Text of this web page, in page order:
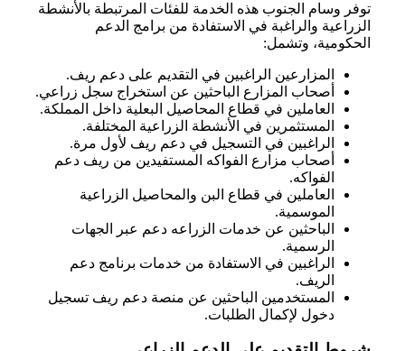
توفر وسام الجنوب هذه الخدمة للفئات المرتبطة بالأنشطة
الزراعية والراغبة في الاستفادة من برامج الدعم
الحكومية، وتشمل:
المزارعين الراغبين في التقديم على دعم ريف.
أصحاب المزارع الباحثين عن استخراج سجل زراعي.
العاملين في قطاع المحاصيل البعلية داخل المملكة.
المستثمرين في الأنشطة الزراعية المختلفة.
الراغبين في التسجيل في دعم ريف لأول مرة.
أصحاب مزارع الفواكه المستفيدين من ريف دعم
الفواكه.
العاملين في قطاع البن والمحاصيل الزراعية
الموسمية.
الباحثين عن خدمات الزراعه دعم عبر الجهات
الرسمية.
الراغبين في الاستفادة من خدمات برنامج دعم
الريف.
المستخدمين الباحثين عن منصة دعم ريف تسجيل
دخول لإكمال الطلبات.